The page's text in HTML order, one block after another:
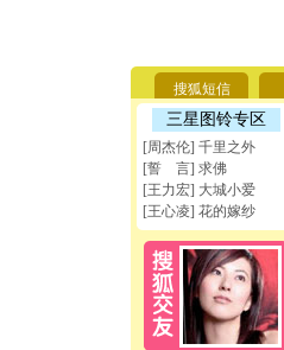
搜狐短信
三星图铃专区
[周杰伦] 千里之外
[誓 言] 求佛
[王力宏] 大城小爱
[王心凌] 花的嫁纱